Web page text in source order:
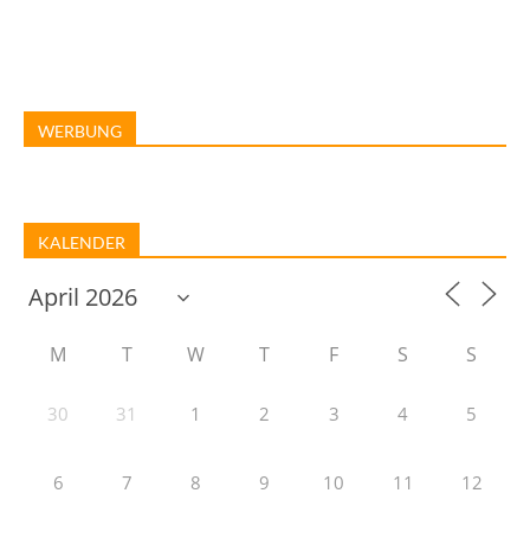
WERBUNG
KALENDER
M T W T F S S
30 31 1 2 3 4 5
6 7 8 9 10 11 12